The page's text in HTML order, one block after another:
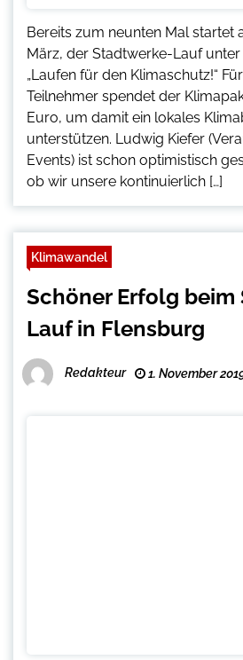
Bereits zum neunten Mal startet
März, der Stadtwerke-Lauf
„Laufen für den Klimaschutz!“
Teilnehmer spendet der
Euro, um damit ein lokales
unterstützen. Ludwig Kiefer
Events) ist schon optimistisch
ob wir unsere kontinuierlich […]
Klimawandel
Schöner Erfolg beim
Lauf in Flensburg
Redakteur 1. November